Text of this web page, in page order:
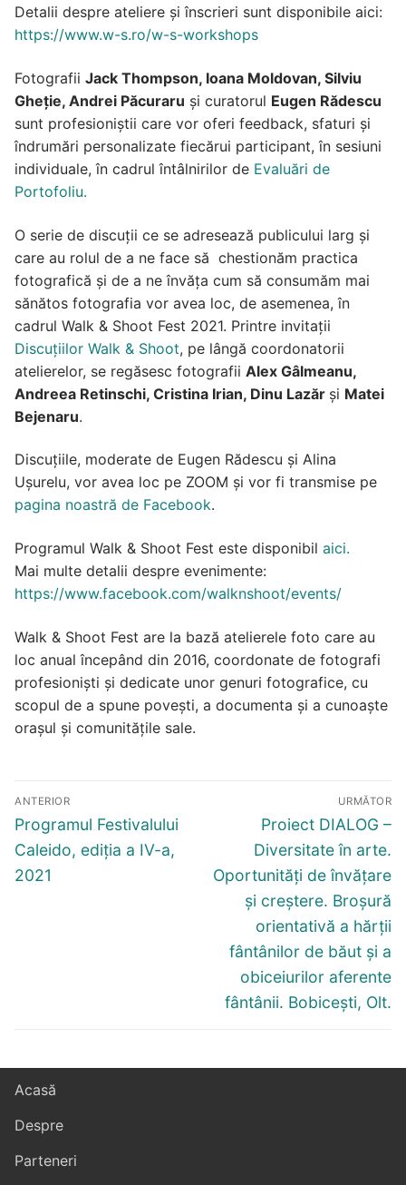
Detalii despre ateliere și înscrieri sunt disponibile aici:
https://www.w-s.ro/w-s-workshops
Fotografii Jack Thompson, Ioana Moldovan, Silviu
Gheţie, Andrei Păcuraru și curatorul Eugen Rădescu
sunt profesioniștii care vor oferi feedback, sfaturi şi
îndrumări personalizate fiecărui participant, în sesiuni
individuale, în cadrul întâlnirilor de Evaluări de
Portofoliu.
O serie de discuții ce se adresează publicului larg și
care au rolul de a ne face să chestionăm practica
fotografică şi de a ne învăţa cum să consumăm mai
sănătos fotografia vor avea loc, de asemenea, în
cadrul Walk & Shoot Fest 2021. Printre invitații
Discuțiilor Walk & Shoot, pe lângă coordonatorii
atelierelor, se regăsesc fotografii Alex Gâlmeanu,
Andreea Retinschi, Cristina Irian, Dinu Lazăr și Matei
Bejenaru.
Discuțiile, moderate de Eugen Rădescu şi Alina
Uşurelu, vor avea loc pe ZOOM şi vor fi transmise pe
pagina noastră de Facebook.
Programul Walk & Shoot Fest este disponibil aici.
Mai multe detalii despre evenimente:
https://www.facebook.com/walknshoot/events/
Walk & Shoot Fest are la bază atelierele foto care au
loc anual începând din 2016, coordonate de fotografi
profesioniști și dedicate unor genuri fotografice, cu
scopul de a spune povești, a documenta și a cunoaște
orașul și comunitățile sale.
Navigare
în
articole
ANTERIOR
Articolul
anterior:
Programul Festivalului
Caleido, ediția a IV-a,
2021
URMĂTOR
Articolul
următor:
Proiect DIALOG –
Diversitate în arte.
Oportunități de învățare
și creștere. Broșură
orientativă a hărții
fântânilor de băut și a
obiceiurilor aferente
fântânii. Bobicești, Olt.
Acasă
Despre
Parteneri